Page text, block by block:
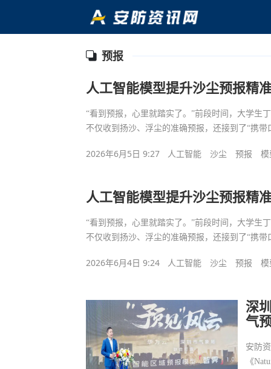
预报
人工智能模型提升沙尘预报精
“看到预报，心里就踏实了。”前段时间，大学生
不仅收到扬沙、浮尘的准确预报，还接到了“携
2026年6月5日 9:27 人工智能 沙尘 预报
人工智能模型提升沙尘预报精
“看到预报，心里就踏实了。”前段时间，大学生
不仅收到扬沙、浮尘的准确预报，还接到了“携
2026年6月4日 9:24 人工智能 沙尘 预报
深
气
安防
《